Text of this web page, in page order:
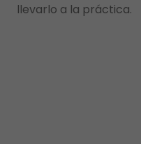
llevarlo a la práctica.